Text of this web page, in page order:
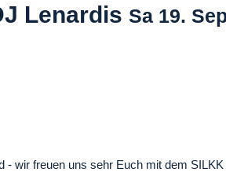
Lenardis Sa 19.
- wir freuen uns sehr Euch mit dem